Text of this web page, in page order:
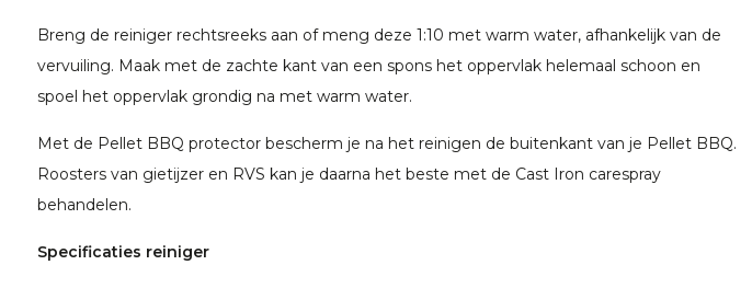
Breng de reiniger rechtsreeks aan of meng deze 1:10 met warm water, afhankelijk van de
vervuiling. Maak met de zachte kant van een spons het oppervlak helemaal schoon en
spoel het oppervlak grondig na met warm water.
Met de Pellet BBQ protector bescherm je na het reinigen de buitenkant van je Pellet BBQ.
Roosters van gietijzer en RVS kan je daarna het beste met de Cast Iron carespray
behandelen.
Specificaties reiniger